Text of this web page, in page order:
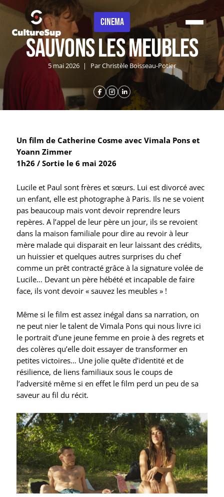
CINEMA
Sauvons les meubles
5 mai 2026 | Par Christèle Boisseau-Potier
Un film de Catherine Cosme avec Vimala Pons et
Yoann Zimmer
1h26 / Sortie le 6 mai 2026
Lucile et Paul sont frères et sœurs. Lui est divorcé avec
un enfant, elle est photographe à Paris. Ils ne se voient
pas beaucoup mais vont devoir reprendre leurs
repères. A l’appel de leur père un jour, ils se revoient
dans la maison familiale pour dire au revoir à leur
mère malade qui disparait en leur laissant des crédits,
un huissier et quelques autres surprises du chef
comme un prêt contracté grâce à la signature volée de
Lucile… Devant un père hébété et incapable de faire
face, ils vont devoir « sauvez les meubles » !
Même si le film est assez inégal dans sa narration, on
ne peut nier le talent de Vimala Pons qui nous livre ici
le portrait d’une jeune femme en proie à des regrets et
des colères qu’elle doit essayer de transformer en
petites victoires… Une jolie quête d’identité et de
résilience, de liens familiaux sous le coups de
l’adversité même si en effet le film perd un peu de sa
saveur au fil du récit.
Panneau de gestion des cookies